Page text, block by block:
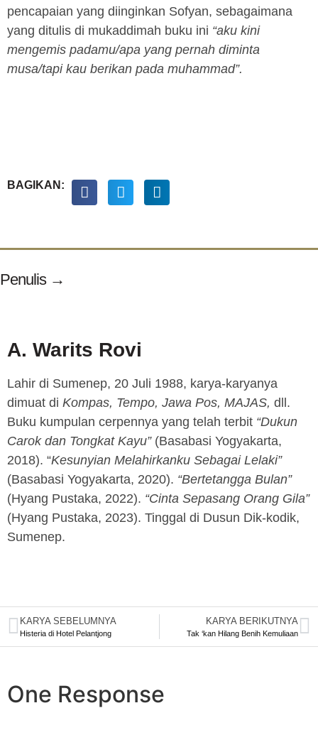
pencapaian yang diinginkan Sofyan, sebagaimana
yang ditulis di mukaddimah buku ini “aku kini
mengemis padamu/apa yang pernah diminta
musa/tapi kau berikan pada muhammad”.
BAGIKAN:
Penulis →
A. Warits Rovi
Lahir di Sumenep, 20 Juli 1988, karya-karyanya
dimuat di Kompas, Tempo, Jawa Pos, MAJAS, dll.
Buku kumpulan cerpennya yang telah terbit “Dukun
Carok dan Tongkat Kayu”(Basabasi Yogyakarta,
2018). “Kesunyian Melahirkanku Sebagai Lelaki”
(Basabasi Yogyakarta, 2020). “Bertetangga Bulan”
(Hyang Pustaka, 2022). “Cinta Sepasang Orang Gila”
(Hyang Pustaka, 2023). Tinggal di Dusun Dik-kodik,
Sumenep.
KARYA SEBELUMNYA
Histeria di Hotel Pelantjong
KARYA BERIKUTNYA
Tak ‘kan Hilang Benih Kemuliaan
One Response